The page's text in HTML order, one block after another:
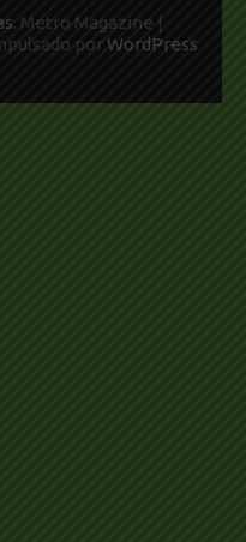
. Metro Magazine |
por WordPress